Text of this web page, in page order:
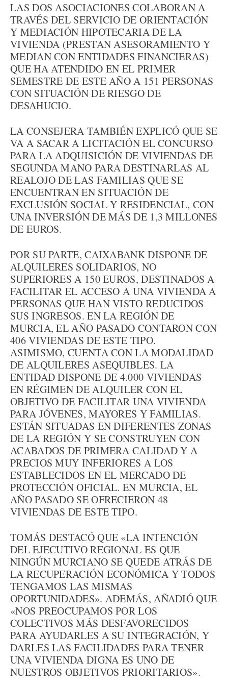
LAS DOS ASOCIACIONES COLABORAN A
TRAVÉS DEL SERVICIO DE ORIENTACIÓN
Y MEDIACIÓN HIPOTECARIA DE LA
VIVIENDA (PRESTAN ASESORAMIENTO Y
MEDIAN CON ENTIDADES FINANCIERAS)
QUE HA ATENDIDO EN EL PRIMER
SEMESTRE DE ESTE AÑO A 151 PERSONAS
CON SITUACIÓN DE RIESGO DE
DESAHUCIO.
LA CONSEJERA TAMBIÉN EXPLICÓ QUE SE
VA A SACAR A LICITACIÓN EL CONCURSO
PARA LA ADQUISICIÓN DE VIVIENDAS DE
SEGUNDA MANO PARA DESTINARLAS AL
REALOJO DE LAS FAMILIAS QUE SE
ENCUENTRAN EN SITUACIÓN DE
EXCLUSIÓN SOCIAL Y RESIDENCIAL, CON
UNA INVERSIÓN DE MÁS DE 1,3 MILLONES
DE EUROS.
POR SU PARTE, CAIXABANK DISPONE DE
ALQUILERES SOLIDARIOS, NO
SUPERIORES A 150 EUROS, DESTINADOS A
FACILITAR EL ACCESO A UNA VIVIENDA A
PERSONAS QUE HAN VISTO REDUCIDOS
SUS INGRESOS. EN LA REGIÓN DE
MURCIA, EL AÑO PASADO CONTARON CON
406 VIVIENDAS DE ESTE TIPO.
ASIMISMO, CUENTA CON LA MODALIDAD
DE ALQUILERES ASEQUIBLES. LA
ENTIDAD DISPONE DE 4.000 VIVIENDAS
EN RÉGIMEN DE ALQUILER CON EL
OBJETIVO DE FACILITAR UNA VIVIENDA
PARA JÓVENES, MAYORES Y FAMILIAS.
ESTÁN SITUADAS EN DIFERENTES ZONAS
DE LA REGIÓN Y SE CONSTRUYEN CON
ACABADOS DE PRIMERA CALIDAD Y A
PRECIOS MUY INFERIORES A LOS
ESTABLECIDOS EN EL MERCADO DE
PROTECCIÓN OFICIAL. EN MURCIA, EL
AÑO PASADO SE OFRECIERON 48
VIVIENDAS DE ESTE TIPO.
TOMÁS DESTACÓ QUE «LA INTENCIÓN
DEL EJECUTIVO REGIONAL ES QUE
NINGÚN MURCIANO SE QUEDE ATRÁS DE
LA RECUPERACIÓN ECONÓMICA Y TODOS
TENGAMOS LAS MISMAS
OPORTUNIDADES». ADEMÁS, AÑADIÓ QUE
«NOS PREOCUPAMOS POR LOS
COLECTIVOS MÁS DESFAVORECIDOS
PARA AYUDARLES A SU INTEGRACIÓN, Y
DARLES LAS FACILIDADES PARA TENER
UNA VIVIENDA DIGNA ES UNO DE
NUESTROS OBJETIVOS PRIORITARIOS».